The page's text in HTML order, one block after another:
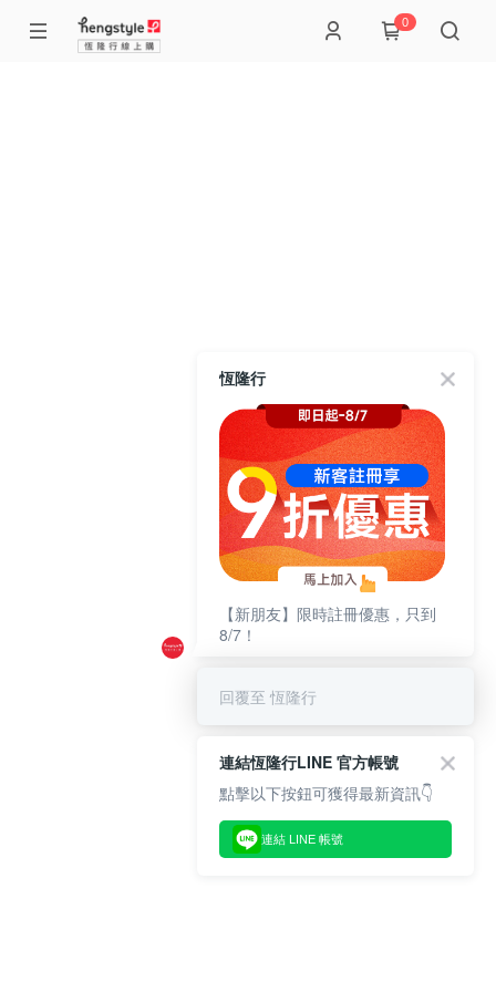
0
恆隆行
【新朋友】限時註冊優惠，只到
8/7！
回覆至 恆隆行
連結恆隆行LINE 官方帳號
點擊以下按鈕可獲得最新資訊👇
連結 LINE 帳號